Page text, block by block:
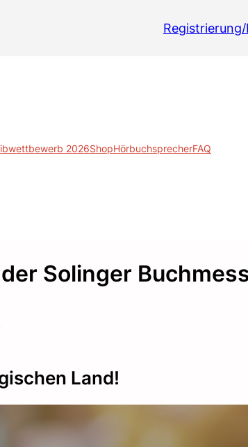
2026ShopHörbuchsprecherFAQ
Solinger
Land!